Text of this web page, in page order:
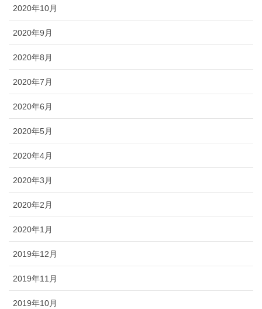
2020年10月
2020年9月
2020年8月
2020年7月
2020年6月
2020年5月
2020年4月
2020年3月
2020年2月
2020年1月
2019年12月
2019年11月
2019年10月